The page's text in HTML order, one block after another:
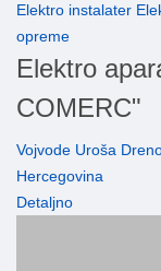
Elektro instalater
opreme
Elektro
COMERC"
Vojvode Uroša
Hercegovina
Detaljno